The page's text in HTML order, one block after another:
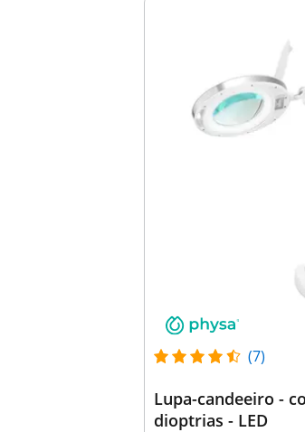
(7)
Lupa-candeeiro -
dioptrias - LED